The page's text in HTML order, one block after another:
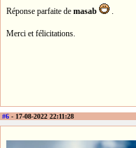
Réponse parfaite de masab
Merci et félicitations.
#6 - 17-08-2022 22:11:28